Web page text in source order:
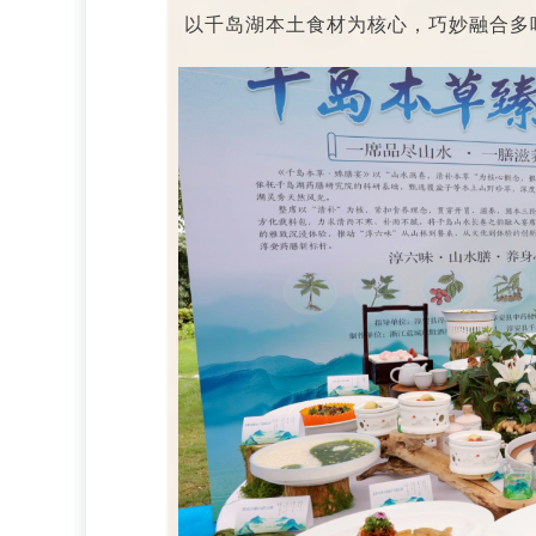
以千岛湖本土食材为核心，巧妙融合多